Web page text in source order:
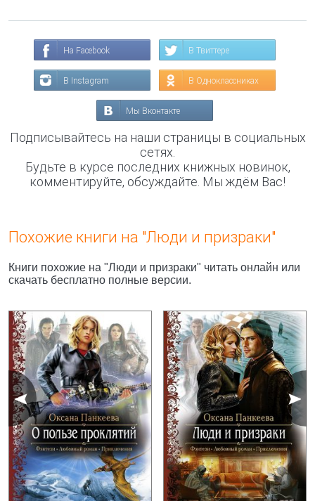
На Facebook В Твиттере
В Instagram В Одноклассниках
Мы Вконтакте
Подписывайтесь на наши страницы в социальных
сетях.
Будьте в курсе последних книжных новинок,
комментируйте, обсуждайте. Мы ждём Вас!
Похожие книги на "Люди и призраки"
Книги похожие на "Люди и призраки" читать онлайн или
скачать бесплатно полные версии.